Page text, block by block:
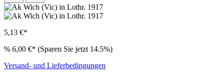
5,13 €*
% 6,00 €* (Sparen Sie jetzt 14.5%)
Versand- und Lieferbedingungen